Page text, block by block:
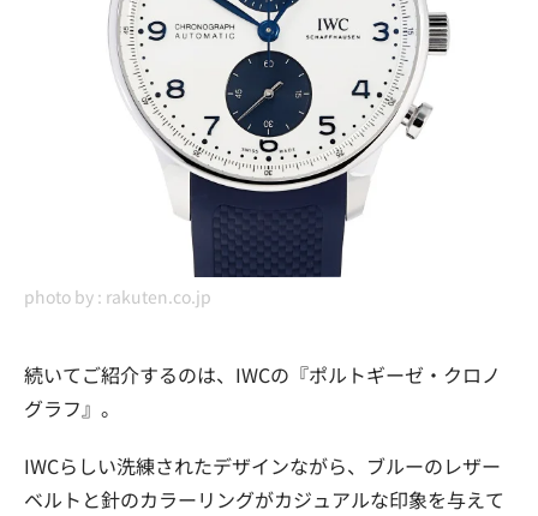
photo by : rakuten.co.jp
続いてご紹介するのは、IWCの『ポルトギーゼ・クロノ
グラフ』。
IWCらしい洗練されたデザインながら、ブルーのレザー
ベルトと針のカラーリングがカジュアルな印象を与えて